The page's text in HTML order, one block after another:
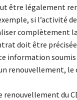
être légalement
si l’activité
complètement
doit être
information
renouvellement,
du